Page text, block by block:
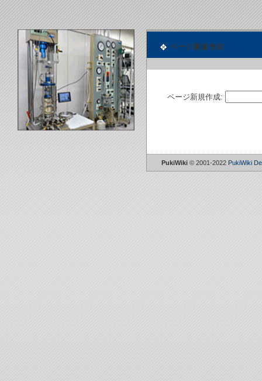
ページ新規作成
ページ新規作成:
PukiWiki © 2001-2022 PukiWiki